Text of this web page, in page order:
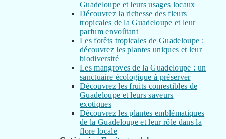
Guadeloupe et leurs usages locaux
Découvrez la richesse des fleurs
tropicales de la Guadeloupe et leur
parfum envoûtant
Les forêts tropicales de Guadeloupe :
découvrez les plantes uniques et leur
biodiversité
Les mangroves de la Guadeloupe : un
sanctuaire écologique à préserver
Découvrez les fruits comestibles de
Guadeloupe et leurs saveurs
exotiques
Découvrez les plantes emblématiques
de la Guadeloupe et leur rôle dans la
flore locale